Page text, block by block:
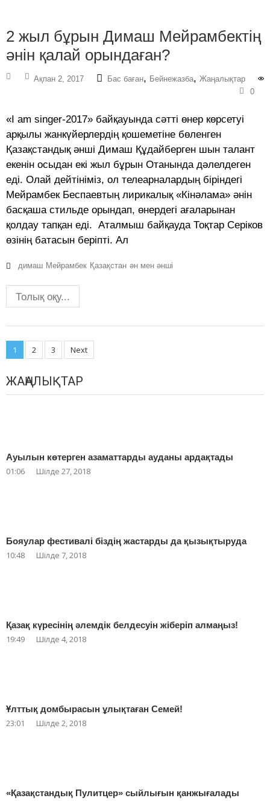
2 жыл бұрын Димаш Мейрамбектің
әнін қалай орындаған?
Ақпан 2, 2017 Бас баған, Бейнежазба, Жаңалықтар
0
«I am singer-2017» байқауында сәтті өнер көрсетуі
арқылы жанкүйерлердің қошеметіне бөленген
Қазақстандық әнші Димаш Құдайберген шын талант
екенін осыдан екі жыл бұрын Отанында дәлелдеген
еді. Олай дейтініміз, ол телеарналардың біріндегі
Мейрамбек Беспаевтың лирикалық «Кінәлама» әнін
басқаша стильде орындап, өнердегі ағаларынан
қолдау тапқан еді. Аталмыш байқауда Тоқтар Серіков
өзінің батасын беріпті. Ал
димаш Мейрамбек Қазақстан ән мен әнші
Толық оқу...
Posts
1 2 3 Next
ЖАҢАЛЫҚТАР
Ауылын көтерген азаматтарды ауданы ардақтады
01:06 Шілде 27, 2018
Бояулар фестивалі біздің жастарды да қызықтыруда
10:48 Шілде 7, 2018
Қазақ күресінің әлемдік белдесуін жіберіп алмаңыз!
19:49 Шілде 4, 2018
Ұлттық домбырасын ұлықтаған Семей!
23:01 Шілде 2, 2018
«Қазақстандық Пулитцер» сыйлығын қанжығалады